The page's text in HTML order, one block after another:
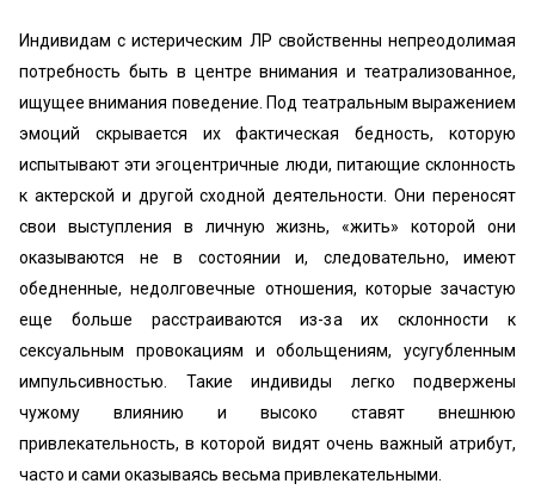
Индивидам с истерическим ЛР свойственны непреодолимая
потребность быть в центре внимания и театрализованное,
ищущее внимания поведение. Под театральным выражением
эмоций скрывается их фактическая бедность, которую
испытывают эти эгоцентричные люди, питающие склонность
к актерской и другой сходной деятельности. Они переносят
свои выступления в личную жизнь, «жить» которой они
оказываются не в состоянии и, следовательно, имеют
обедненные, недолговечные отношения, которые зачастую
еще больше расстраиваются из-за их склонности к
сексуальным провокациям и обольщениям, усугубленным
импульсивностью. Такие индивиды легко подвержены
чужому влиянию и высоко ставят внешнюю
привлекательность, в которой видят очень важный атрибут,
часто и сами оказываясь весьма привлекательными.